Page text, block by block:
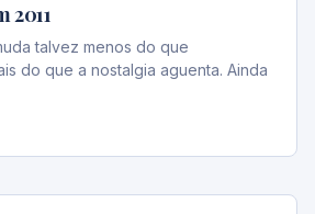
2011
talvez menos do que
do que a nostalgia aguenta. Ainda